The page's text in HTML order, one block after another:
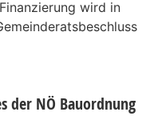
wird in
der NÖ Bauordnung